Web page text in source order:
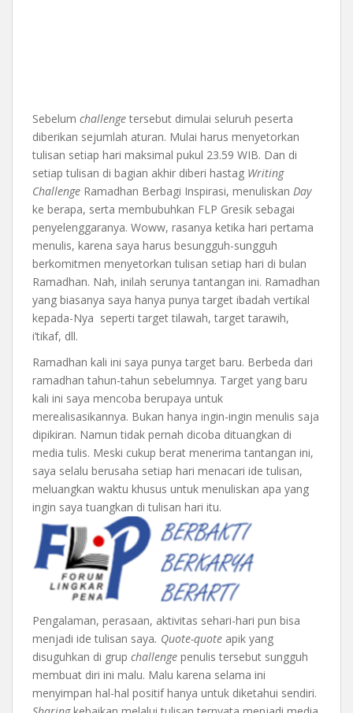
Sebelum challenge tersebut dimulai seluruh peserta
diberikan sejumlah aturan. Mulai harus menyetorkan
tulisan setiap hari maksimal pukul 23.59 WIB. Dan di
setiap tulisan di bagian akhir diberi hastag Writing
Challenge Ramadhan Berbagi Inspirasi, menuliskan Day
ke berapa, serta membubuhkan FLP Gresik sebagai
penyelenggaranya. Woww, rasanya ketika hari pertama
menulis, karena saya harus besungguh-sungguh
berkomitmen menyetorkan tulisan setiap hari di bulan
Ramadhan. Nah, inilah serunya tantangan ini. Ramadhan
yang biasanya saya hanya punya target ibadah vertikal
kepada-Nya seperti target tilawah, target tarawih,
i’tikaf, dll.
Ramadhan kali ini saya punya target baru. Berbeda dari
ramadhan tahun-tahun sebelumnya. Target yang baru
kali ini saya mencoba berupaya untuk
merealisasikannya. Bukan hanya ingin-ingin menulis saja
dipikiran. Namun tidak pernah dicoba dituangkan di
media tulis. Meski cukup berat menerima tantangan ini,
saya selalu berusaha setiap hari menacari ide tulisan,
meluangkan waktu khusus untuk menuliskan apa yang
ingin saya tuangkan di tulisan hari itu.
Pengalaman, perasaan, aktivitas sehari-hari pun bisa
menjadi ide tulisan saya. Quote-quote apik yang
disuguhkan di grup challenge penulis tersebut sungguh
membuat diri ini malu. Malu karena selama ini
menyimpan hal-hal positif hanya untuk diketahui sendiri.